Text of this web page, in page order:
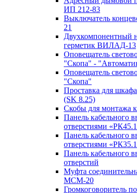
ИП 212-83
Выключатель
21
Двухкомпонентный
герметик ВИЛАД-13
Оповещатель
"Скопа" -
Оповещатель
"Скопа"
Проставка для
(SK 8.25)
Скобы для монтажа
Панель кабельного
отверстиями
Панель кабельного
отверстиями
Панель кабельного
отверстий
Муфта
МСМ-20
Громкоговоритель